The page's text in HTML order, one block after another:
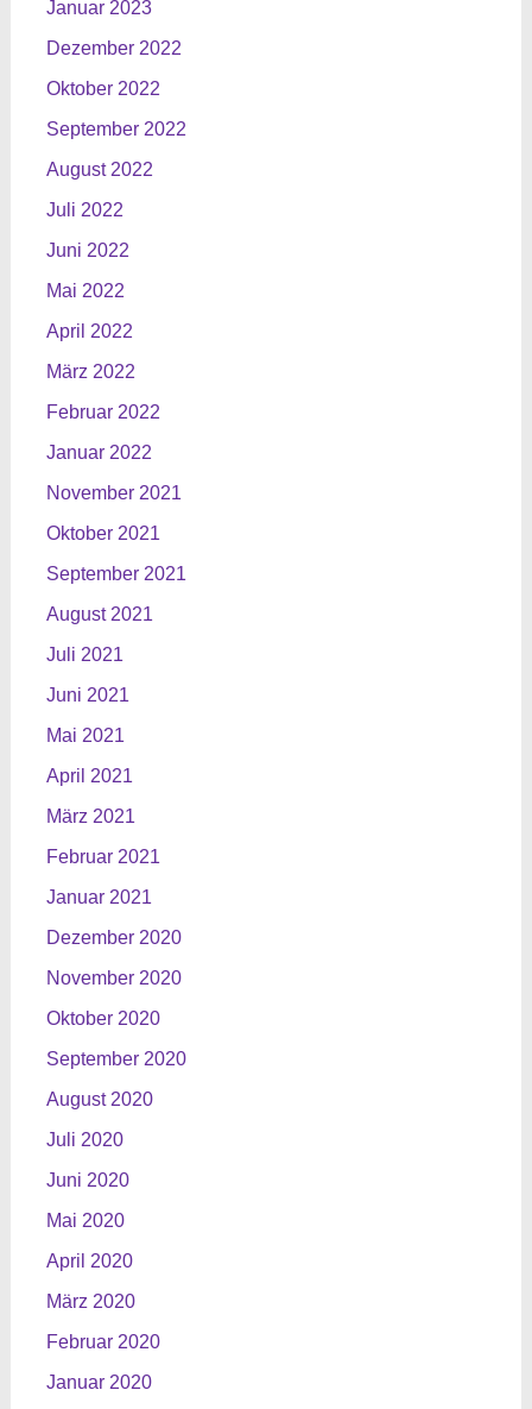
Januar 2023
Dezember 2022
Oktober 2022
September 2022
August 2022
Juli 2022
Juni 2022
Mai 2022
April 2022
März 2022
Februar 2022
Januar 2022
November 2021
Oktober 2021
September 2021
August 2021
Juli 2021
Juni 2021
Mai 2021
April 2021
März 2021
Februar 2021
Januar 2021
Dezember 2020
November 2020
Oktober 2020
September 2020
August 2020
Juli 2020
Juni 2020
Mai 2020
April 2020
März 2020
Februar 2020
Januar 2020